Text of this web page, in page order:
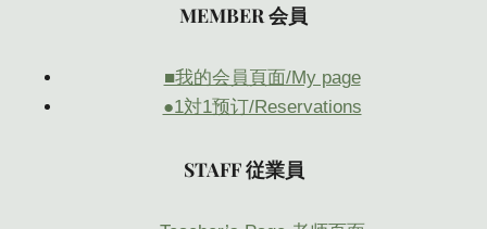
MEMBER 会員
■我的会員頁面/My page
●1対1预订/Reservations
STAFF 従業員